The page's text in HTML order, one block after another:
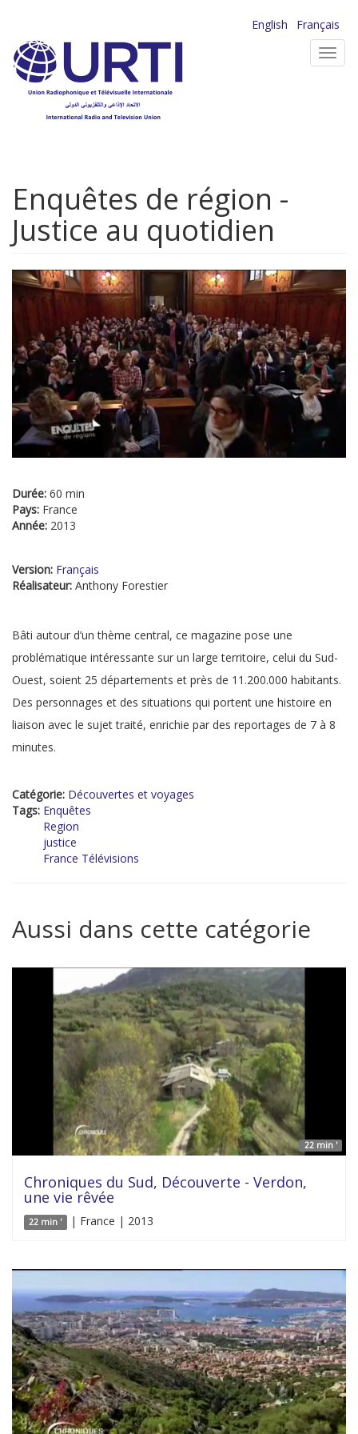
contenu
principal
English
Français
Enquêtes de région -
Justice au quotidien
Durée: 60 min
Pays: France
Année: 2013
Version: Français
Réalisateur: Anthony Forestier
Bâti autour d’un thème central, ce magazine pose une
problématique intéressante sur un large territoire, celui du Sud-
Ouest, soient 25 départements et près de 11.200.000 habitants.
Des personnages et des situations qui portent une histoire en
liaison avec le sujet traité, enrichie par des reportages de 7 à 8
minutes.
Catégorie: Découvertes et voyages
Tags: Enquêtes
Region
justice
France Télévisions
Aussi dans cette catégorie
22 min '
Chroniques du Sud, Découverte - Verdon,
une vie rêvée
22 min ' | France | 2013